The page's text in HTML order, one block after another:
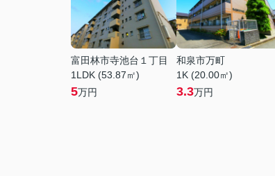
富田林市寺池台１丁目
1LDK (53.87㎡)
5万円
和泉市万町
1K (20.00㎡)
3.3万円